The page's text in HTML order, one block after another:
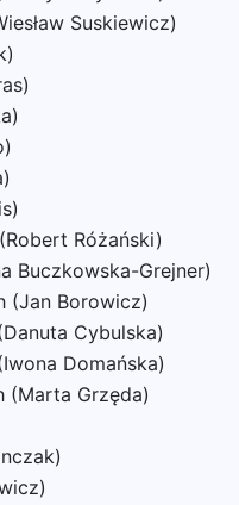
Suskiewicz)
Różański)
Buczkowska-Grejner)
(Jan Borowicz)
Cybulska)
Domańska)
(Marta Grzęda)